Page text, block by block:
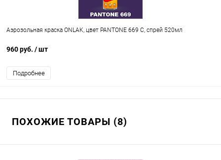
Аэрозольная краска ONLAK, цвет PANTONE 669 C, спрей 520мл
960 руб. / шт
Подробнее
ПОХОЖИЕ ТОВАРЫ (8)